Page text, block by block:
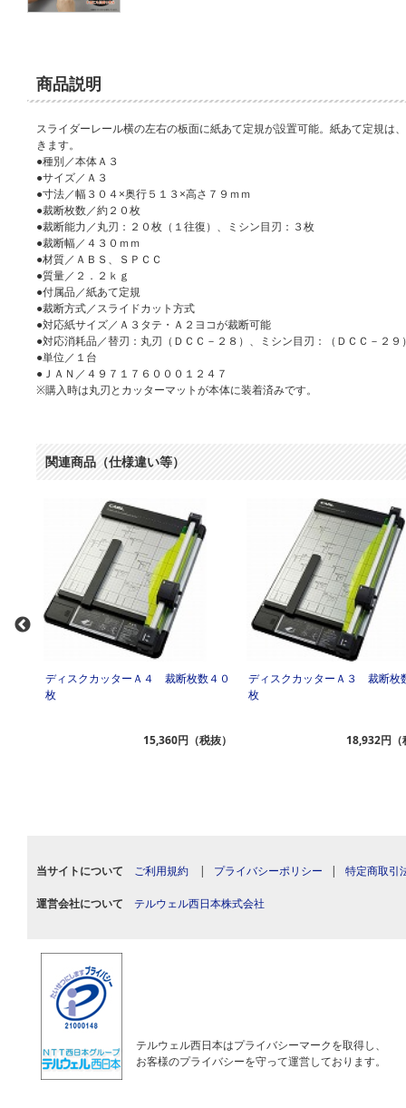
商品説明
スライダーレール横の左右の板面に紙あて定規が設置可能。紙あて定規
きます。
●種別／本体Ａ３
●サイズ／Ａ３
●寸法／幅３０４×奥行５１３×高さ７９ｍｍ
●裁断枚数／約２０枚
●裁断能力／丸刃：２０枚（１往復）、ミシン目刃：３枚
●裁断幅／４３０ｍｍ
●材質／ＡＢＳ、ＳＰＣＣ
●質量／２．２ｋｇ
●付属品／紙あて定規
●裁断方式／スライドカット方式
●対応紙サイズ／Ａ３タテ・Ａ２ヨコが裁断可能
●対応消耗品／替刃：丸刃（ＤＣＣ－２８）、ミシン目刃：（ＤＣＣ－２
●単位／１台
●ＪＡＮ／４９７１７６０００１２４７
※購入時は丸刃とカッターマットが本体に装着済みです。
関連商品（仕様違い等）
ディスクカッターＡ４ 裁断枚数４０
枚
15,360円（税抜）
ディスクカッターＡ３ 裁断枚
枚
18,932円（
当サイトについて ご利用規約 | プライバシーポリシー | 特定商取引
運営会社について テルウェル西日本株式会社
テルウェル西日本はプライバシーマークを取得し、
お客様のプライバシーを守って運営しております。